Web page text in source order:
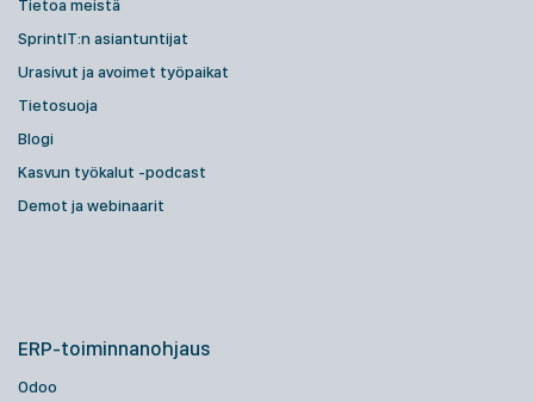
Tietoa meistä
SprintIT:n asiantuntijat
Urasivut ja avoimet työpaikat
Tietosuoja
Blogi
Kasvun työkalut -podcast
Demot ja webinaarit
ERP-toiminnanohjaus
Odoo